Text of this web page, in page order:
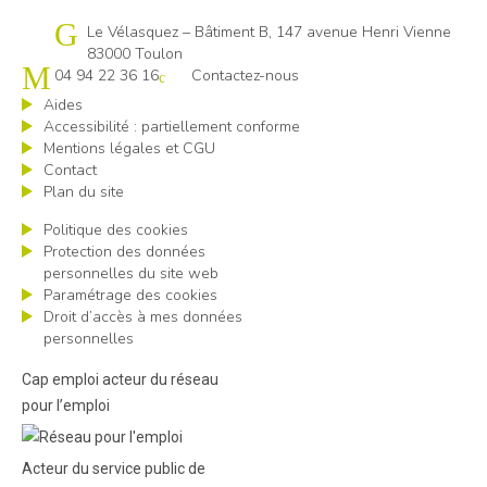
Cap emploi 83
Le Vélasquez – Bâtiment B, 147 avenue Henri Vienne
83000 Toulon
04 94 22 36 16
Contactez-nous
Aides
Accessibilité : partiellement conforme
Mentions légales et CGU
Contact
Plan du site
Politique des cookies
Protection des données
personnelles du site web
Paramétrage des cookies
Droit d’accès à mes données
personnelles
Cap emploi acteur du réseau
pour l’emploi
Acteur du service public de